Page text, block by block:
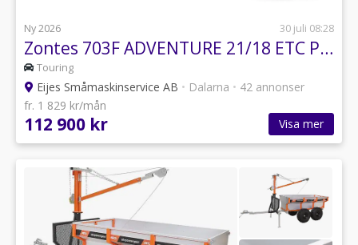
Ny 2026 30 juli 08:28
Zontes 703F ADVENTURE 21/18 ETC PAKETPRIS INK. VÄSKOR
Touring
Eijes Småmaskinservice AB • Dalarna • 42 annonser
fr. 1 829 kr/mån
112 900 kr Visa mer